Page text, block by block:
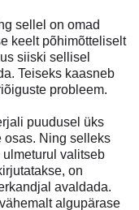
sellel on omad
keelt põhimõtteliselt
siiski sellisel
Teiseks kaasneb
probleem.
puudusel üks
osas. Ning selleks
valitseb
on
avaldada.
algupärase